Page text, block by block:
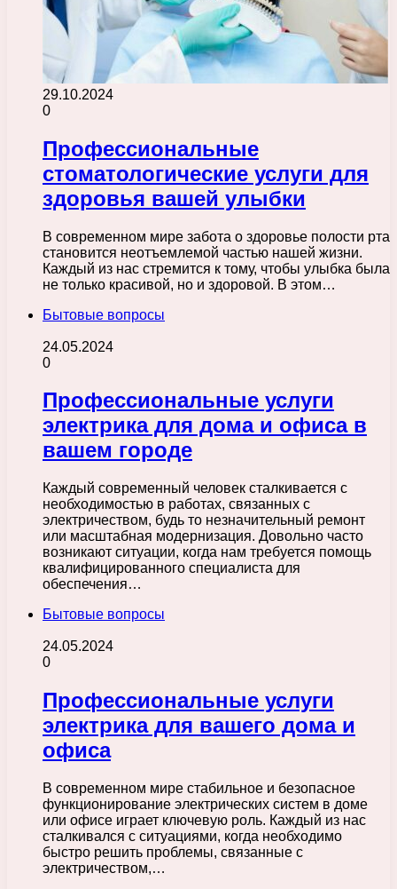
29.10.2024
0
Профессиональные
стоматологические услуги для
здоровья вашей улыбки
В современном мире забота о здоровье полости рта
становится неотъемлемой частью нашей жизни.
Каждый из нас стремится к тому, чтобы улыбка была
не только красивой, но и здоровой. В этом…
Бытовые вопросы
24.05.2024
0
Профессиональные услуги
электрика для дома и офиса в
вашем городе
Каждый современный человек сталкивается с
необходимостью в работах, связанных с
электричеством, будь то незначительный ремонт
или масштабная модернизация. Довольно часто
возникают ситуации, когда нам требуется помощь
квалифицированного специалиста для
обеспечения…
Бытовые вопросы
24.05.2024
0
Профессиональные услуги
электрика для вашего дома и
офиса
В современном мире стабильное и безопасное
функционирование электрических систем в доме
или офисе играет ключевую роль. Каждый из нас
сталкивался с ситуациями, когда необходимо
быстро решить проблемы, связанные с
электричеством,…